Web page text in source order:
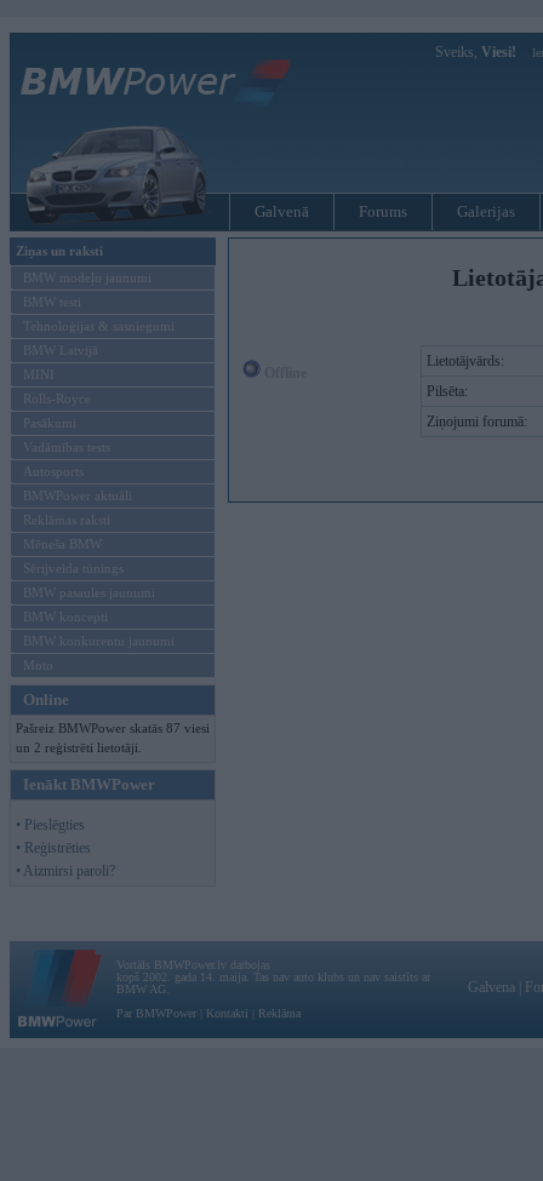
Sveiks, Viesi!
Galvenā Forums Galerijas
Ziņas un raksti
BMW modeļu jaunumi
BMW testi
Tehnoloģijas & sasniegumi
BMW Latvijā
MINI
Rolls-Royce
Pasākumi
Vadāmības tests
Autosports
BMWPower aktuāli
Reklāmas raksti
Mēneša BMW
Sērijveida tūnings
BMW pasaules jaunumi
BMW koncepti
BMW konkurentu jaunumi
Moto
Online
Pašreiz BMWPower skatās 87 viesi
un 2 reģistrēti lietotāji.
Ienākt BMWPower
• Pieslēgties
• Reģistrēties
• Aizmirsi paroli?
Lietotājvārds:
Pilsēta:
Ziņojumi forumā:
Vortāls BMWPower.lv darbojas
kopš 2002. gada 14. maija. Tas nav auto klubs un nav saistīts ar
BMW AG.
Par BMWPower
Kontakti Reklāma
Galvena